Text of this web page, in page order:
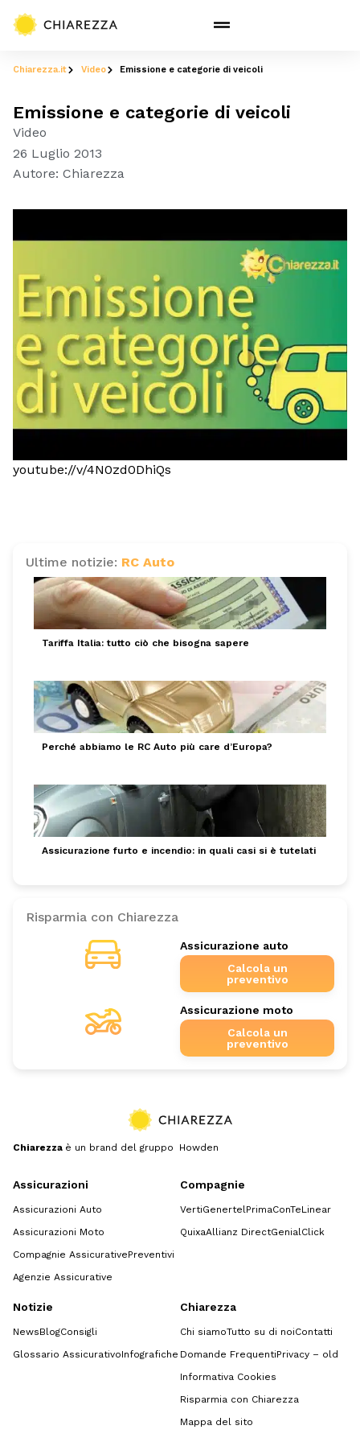
Chiarezza.it Video Emissione e categorie di veicoli
Emissione e categorie di veicoli
Video
26 Luglio 2013
Autore: Chiarezza
youtube://v/4N0zd0DhiQs
Ultime notizie: RC Auto
Tariffa Italia: tutto ciò che bisogna sapere
Perché abbiamo le RC Auto più care d’Europa?
Assicurazione furto e incendio: in quali casi si è tutelati
Risparmia con Chiarezza
Assicurazione auto
Calcola un
preventivo
Assicurazione moto
Calcola un
preventivo
Chiarezza è un brand del gruppo Howden
Assicurazioni
Assicurazioni Auto
Assicurazioni Moto
Compagnie AssicurativePreventivi
Agenzie Assicurative
Compagnie
VertiGenertelPrimaConTeLinear
QuixaAllianz DirectGenialClick
Notizie
NewsBlogConsigli
Glossario AssicurativoInfografiche
Chiarezza
Chi siamoTutto su di noiContatti
Domande FrequentiPrivacy – old
Informativa Cookies
Risparmia con Chiarezza
Mappa del sito